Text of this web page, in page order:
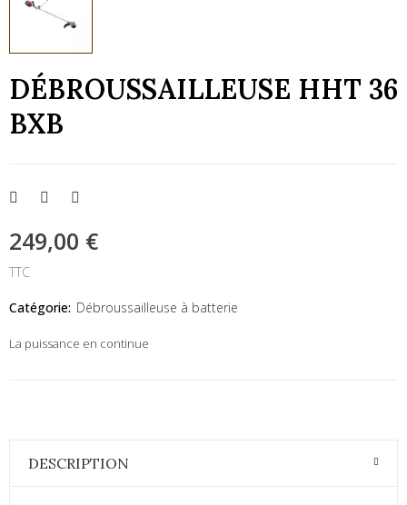
DÉBROUSSAILLEUSE HHT 36
BXB
249,00 €
TTC
Catégorie: Débroussailleuse à batterie
La puissance en continue
DESCRIPTION